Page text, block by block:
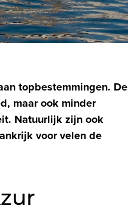
topbestemmingen. De
maar ook minder
Natuurlijk zijn ook
voor velen de